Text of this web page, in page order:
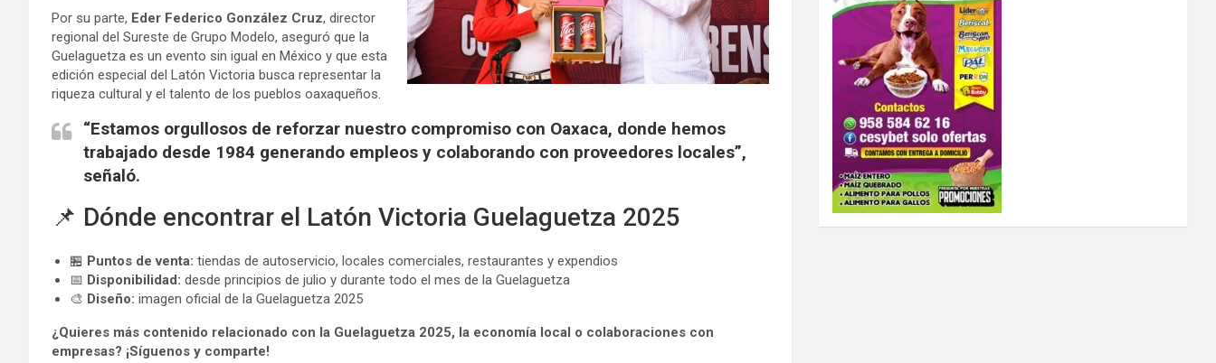
Por su parte, Eder Federico González Cruz, director
regional del Sureste de Grupo Modelo, aseguró que la
Guelaguetza es un evento sin igual en México y que esta
edición especial del Latón Victoria busca representar la
riqueza cultural y el talento de los pueblos oaxaqueños.
“Estamos orgullosos de reforzar nuestro compromiso con Oaxaca, donde hemos
trabajado desde 1984 generando empleos y colaborando con proveedores locales”,
señaló.
📌 Dónde encontrar el Latón Victoria Guelaguetza 2025
🏪 Puntos de venta: tiendas de autoservicio, locales comerciales, restaurantes y expendios
📅 Disponibilidad: desde principios de julio y durante todo el mes de la Guelaguetza
🎨 Diseño: imagen oficial de la Guelaguetza 2025
¿Quieres más contenido relacionado con la Guelaguetza 2025, la economía local o colaboraciones con
empresas? ¡Síguenos y comparte!